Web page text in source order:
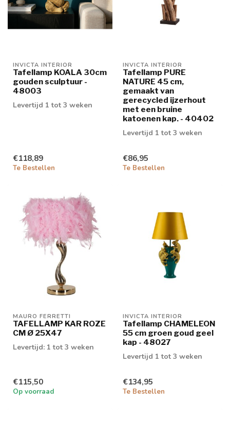
INVICTA INTERIOR
Tafellamp KOALA 30cm
gouden sculptuur -
48003
Levertijd 1 tot 3 weken
€118,89
Te Bestellen
INVICTA INTERIOR
Tafellamp PURE
NATURE 45 cm,
gemaakt van
gerecycled ijzerhout
met een bruine
katoenen kap. - 40402
Levertijd 1 tot 3 weken
€86,95
Te Bestellen
MAURO FERRETTI
TAFELLAMP KAR ROZE
CM Ø 25X47
Levertijd: 1 tot 3 weken
€115,50
Op voorraad
INVICTA INTERIOR
Tafellamp CHAMELEON
55 cm groen goud geel
kap - 48027
Levertijd 1 tot 3 weken
€134,95
Te Bestellen